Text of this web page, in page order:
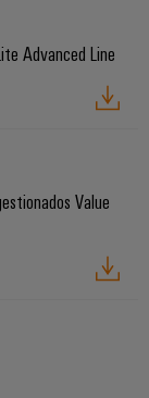
Advanced Line
Value